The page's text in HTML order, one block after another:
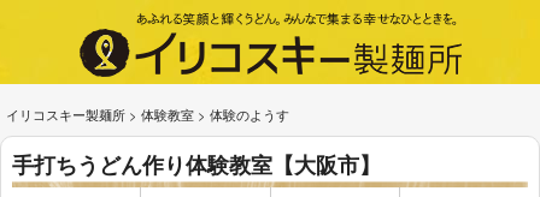
イリコスキー製麺所 > 体験教室 > 体験のようす
手打ちうどん作り体験教室【大阪市】